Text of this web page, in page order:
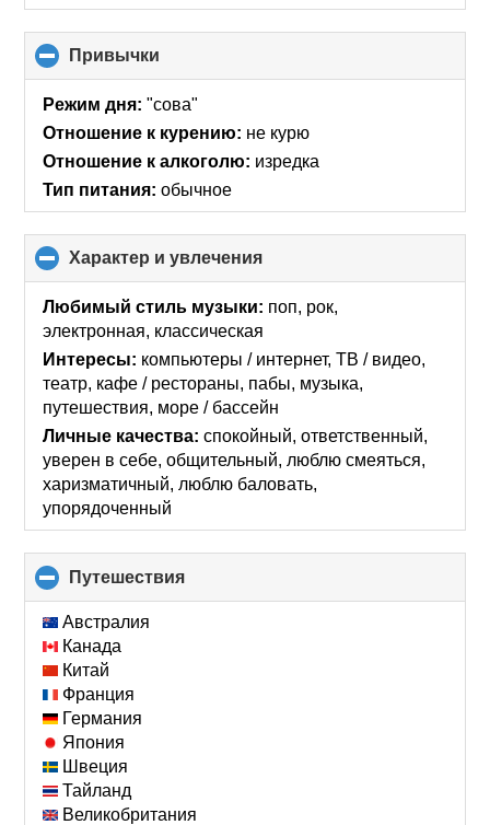
Привычки
to
collapse
Режим дня: "сова"
Отношение к курению: не курю
Отношение к алкоголю: изредка
Тип питания: обычное
Характер и увлечения
to
collapse
Любимый стиль музыки: поп, рок,
электронная, классическая
Интересы: компьютеры / интернет, ТВ / видео,
театр, кафе / рестораны, пабы, музыка,
путешествия, море / бассейн
Личные качества: спокойный, ответственный,
уверен в себе, общительный, люблю смеяться,
харизматичный, люблю баловать,
упорядоченный
Путешествия
to
Австралия
Канада
Китай
Франция
Германия
Япония
Швеция
Тайланд
Великобритания